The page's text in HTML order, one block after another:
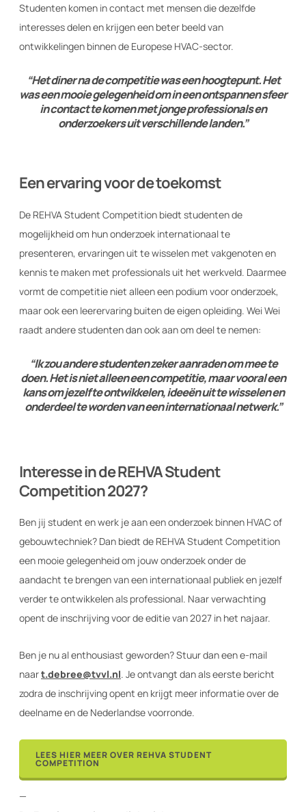
Studenten komen in contact met mensen die dezelfde
interesses delen en krijgen een beter beeld van
ontwikkelingen binnen de Europese HVAC-sector.
“Het diner na de competitie was een hoogtepunt. Het
was een mooie gelegenheid om in een ontspannen sfeer
in contact te komen met jonge professionals en
onderzoekers uit verschillende landen.”
Een ervaring voor de toekomst
De REHVA Student Competition biedt studenten de
mogelijkheid om hun onderzoek internationaal te
presenteren, ervaringen uit te wisselen met vakgenoten en
kennis te maken met professionals uit het werkveld. Daarmee
vormt de competitie niet alleen een podium voor onderzoek,
maar ook een leerervaring buiten de eigen opleiding. Wei Wei
raadt andere studenten dan ook aan om deel te nemen:
“Ik zou andere studenten zeker aanraden om mee te
doen. Het is niet alleen een competitie, maar vooral een
kans om jezelf te ontwikkelen, ideeën uit te wisselen en
onderdeel te worden van een internationaal netwerk.”
Interesse in de REHVA Student
Competition 2027?
Ben jij student en werk je aan een onderzoek binnen HVAC of
gebouwtechniek? Dan biedt de REHVA Student Competition
een mooie gelegenheid om jouw onderzoek onder de
aandacht te brengen van een internationaal publiek en jezelf
verder te ontwikkelen als professional. Naar verwachting
opent de inschrijving voor de editie van 2027 in het najaar.
Ben je nu al enthousiast geworden? Stuur dan een e-mail
naart.debree@tvvl.nl. Je ontvangt dan als eerste bericht
zodra de inschrijving opent en krijgt meer informatie over de
deelname en de Nederlandse voorronde.
LEES HIER MEER OVER REHVA STUDENT
COMPETITION
—